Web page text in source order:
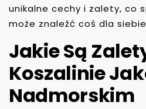
unikalne cechy i zalety, co
może znaleźć coś dla
Jakie Są
Koszalinie
Nadmorskim